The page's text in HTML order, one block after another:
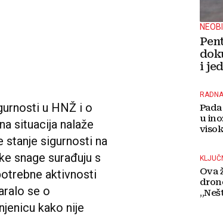
u HNŽ i o
situacija nalaže
stanje sigurnosti na
snage surađuju s
aktivnosti
se o
kako nije
i
u
Ova